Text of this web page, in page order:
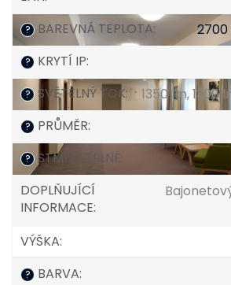
? BAREVNÁ TEPLOTA:
? KRYTÍ IP:
? SVĚTELNÝ TOK: 1350 lm, 1300
? PRŮMĚR:
? STMÍVATELNÉ:
DOPLŇUJÍCÍ
INFORMACE:
VÝŠKA:
? BARVA: